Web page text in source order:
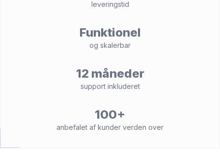
leveringstid
Funktionel
og skalerbar
12 måneder
support inkluderet
100+
anbefalet af kunder verden over